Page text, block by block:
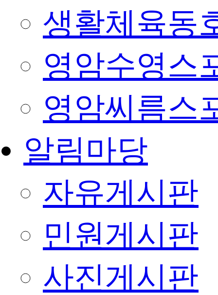
생활체육동
영암수영스
영암씨름스
알림마당
자유게시판
민원게시판
사진게시판